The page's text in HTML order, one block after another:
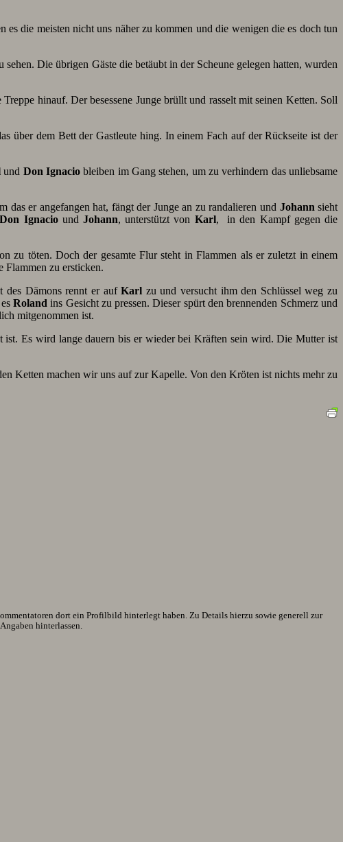
die meisten nicht uns näher zu kommen und die wenigen die es doch tun
Die übrigen Gäste die betäubt in der Scheune gelegen hatten, wurden
hinauf. Der besessene Junge brüllt und rasselt mit seinen Ketten. Soll
über dem Bett der Gastleute hing. In einem Fach auf der Rückseite ist der
und Don Ignaciobleiben im Gang stehen, um zu verhindern das unliebsame
das er angefangen hat, fängt der Junge an zu randalieren und Johann sieht
Don IgnacioundJohann, unterstützt von Karl, in den Kampf gegen die
zu töten. Doch der gesamte Flur steht in Flammen als er zuletzt in einem
Flammen zu ersticken.
des Dämons rennt er aufKarl zu und versucht ihm den Schlüssel weg zu
Roland ins Gesicht zu pressen. Dieser spürt den brennenden Schmerz und
mitgenommen ist.
ist. Es wird lange dauern bis er wieder bei Kräften sein wird. Die Mutter ist
Ketten machen wir uns auf zur Kapelle. Von den Kröten ist nichts mehr zu
dort ein Profilbild hinterlegt haben. Zu Details hierzu sowie generell zur
hinterlassen.